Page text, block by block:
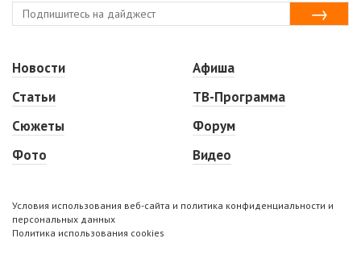
Новости
Статьи
Сюжеты
Фото
Афиша
ТВ-Программа
Форум
Видео
Условия использования веб-сайта и политика конфиденциальности и
персональных данных
Политика использования cookies